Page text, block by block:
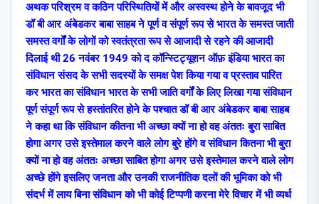
अथक परिश्रम व कठिन परिस्थितियों में और अस्वस्थ होने के बावजूद भी
डॉ बी आर अंबेडकर बाबा साहब ने पूर्ण व संपूर्ण रूप से भारत के समस्त जाती
समस्त वर्गों के लोगों को स्वतंत्रता रूप से आजादी से रहने की आजादी
दिलाई थी 26 नवंबर 1949 को द कॉन्स्टिट्यूशन ऑफ़ इंडिया भारत का
संविधान संसद के सभी सदस्यों के समक्ष पेश किया गया व प्रस्ताव पारित
कर भारत का संविधान भारत के सभी जाति वर्गों के लिए लिखा गया संविधान
पूर्ण संपूर्ण रूप से हस्तांतरित होने के पश्चात डॉ बी आर अंबेडकर बाबा साहब
ने कहा था कि संविधान कीतना भी अच्छा क्यों ना हो वह अंततः बुरा साबित
होगा अगर उसे इस्तेमाल करने वाले लोग बुरे होंगे व संविधान कितना भी बुरा
क्यों ना हो वह अंततः अच्छा साबित होगा अगर उसे इस्तेमाल करने वाले लोग
अच्छे होंगे इसलिए जनता और उनकी राजनीतिक दलों की भूमिका को भी
संदर्भ में लाय बिना संविधान को भी कोई टिप्पणी करना मेरे विचार में भी व्यर्थ